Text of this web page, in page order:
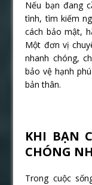
Nếu bạn đang
tình, tìm kiếm
cách bảo mật,
Một đơn vị
nhanh chóng,
bảo vệ hạnh
bản thân.
KHI BẠN
CHÓNG
Trong cuộc